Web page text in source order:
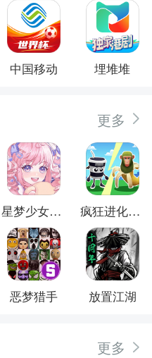
中国移动 埋堆堆
更多
星梦少女换装 疯狂进化防卫战
恶梦猎手 放置江湖
更多